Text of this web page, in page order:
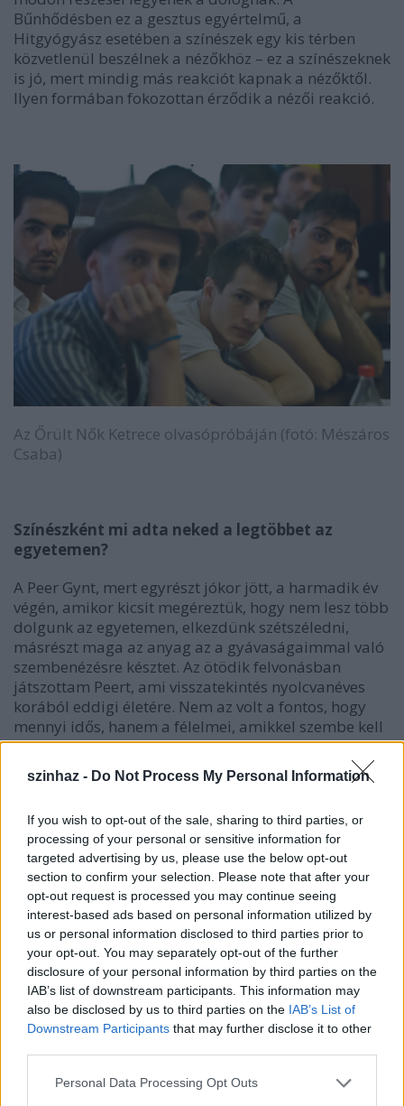
szinhaz - Do Not Process My Personal Information
If you wish to opt-out of the sale, sharing to third parties, or
processing of your personal or sensitive information for
targeted advertising by us, please use the below opt-out
section to confirm your selection. Please note that after your
opt-out request is processed you may continue seeing
interest-based ads based on personal information utilized by
us or personal information disclosed to third parties prior to
your opt-out. You may separately opt-out of the further
disclosure of your personal information by third parties on the
IAB’s list of downstream participants. This information may
also be disclosed by us to third parties on the IAB’s List of
Downstream Participants that may further disclose it to other
Please note that this website/app uses one or more Google
Personal Data Processing Opt Outs
Bűnhődésben ez a gesztus egyértelmű, a
Hitgyógyász esetében a színészek egy kis térben
közvetlenül beszélnek a nézőkhöz – ez a színészeknek
is jó, mert mindig más reakciót kapnak a nézőktől.
Ilyen formában fokozottan érződik a nézői reakció.
Az Őrült Nők Ketrece olvasópróbáján (fotó: Mészáros
Csaba)
Színészként mi adta neked a legtöbbet az
egyetemen?
A Peer Gynt, mert egyrészt jókor jött, a harmadik év
végén, amikor kicsit megéreztük, hogy nem lesz több
dolgunk az egyetemen, elkezdünk szétszéledni,
másrészt maga az anyag az a gyávaságaimmal való
szembenézésre késztet. Az ötödik felvonásban
játszottam Peert, ami visszatekintés nyolcvanéves
korából eddigi életére. Nem az volt a fontos, hogy
mennyi idős, hanem a félelmei, amikkel szembe kell
szállnia. Peer Gyntnek kisiklik az élete. Jelszava, hogy
légy önmagad. A jelszó valódi tartalmával való
szembenézés az ötödik felvonás konfliktusa.
Ezt is speciális helyen játszottátok, a filmes
tanszék kertjében. Sőt, a híres
hagymahasonlatot a kerti sufniban mondod el.
Az milyen élmény, hogy változó, természeti
közegben teremtetek színházat, vagy éppen az,
hogy lekiabálnak a lakók a próbák vagy
előadások alkalmával?
Zsótér Sándor rendező – az osztályfőnököm –
mindig azt mondta: szembeszállni a természettel.
Nem tudunk olyan természetesek lenni, mint egy
mókus, ami épp fölszalad a fára. Azt tudomásul kell